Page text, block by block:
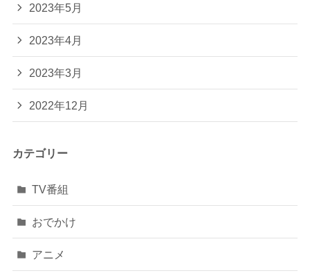
2023年5月
2023年4月
2023年3月
2022年12月
カテゴリー
TV番組
おでかけ
アニメ